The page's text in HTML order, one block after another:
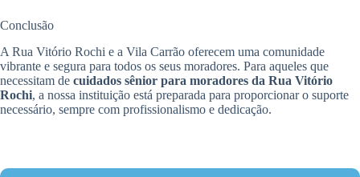
Conclusão
A Rua Vitório Rochi e a Vila Carrão oferecem uma comunidade
vibrante e segura para todos os seus moradores. Para aqueles que
necessitam de cuidados sênior para moradores da Rua Vitório
Rochi, a nossa instituição está preparada para proporcionar o suporte
necessário, sempre com profissionalismo e dedicação.